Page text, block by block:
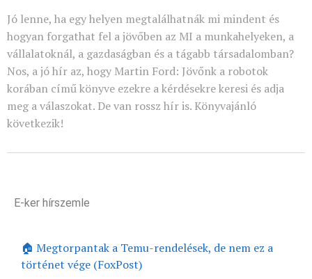
Jó lenne, ha egy helyen megtalálhatnák mi mindent és
hogyan forgathat fel a jövőben az MI a munkahelyeken, a
vállalatoknál, a gazdaságban és a tágabb társadalomban?
Nos, a jó hír az, hogy Martin Ford: Jövőnk a robotok
korában című könyve ezekre a kérdésekre keresi és adja
meg a válaszokat. De van rossz hír is. Könyvajánló
következik!
E-ker hírszemle
🏠 Megtorpantak a Temu-rendelések, de nem ez a
történet vége (FoxPost)